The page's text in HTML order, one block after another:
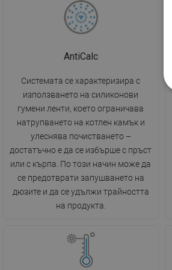
AntiCalc
Системата се характеризира с
използването на силиконови
гумени ленти, което ограничава
натрупването на котлен камък и
улеснява почистването –
достатъчно е да се избърше с пръст
или с кърпа. По този начин може да
се предотврати запушването на
дюзите и да се удължи трайността
на продукта.